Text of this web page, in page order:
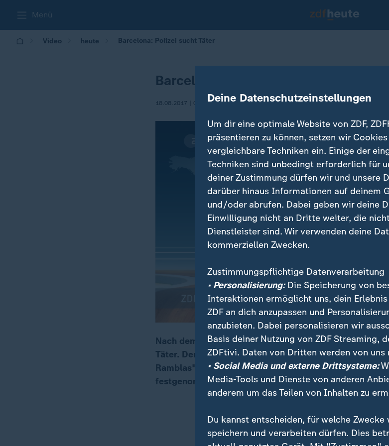
Menü
Video heute Barcelona: Polizei sucht Täter
Barcelona: Polizei sucht Täter
18.08.2017 | 08:34
00:05 00:58
Nach dem Anschlag von Barcelona suchen die
Täter. Der Mann war gestern mit einem
Ramblas" gerast. Zwei Verdächtige, die in Verbindung
festgenommen.
Deine Datenschutzeinstellungen
Um dir eine optimale Website von ZDF,
präsentieren zu können, setzen wir
vergleichbare Techniken ein. Einige der
Techniken sind unbedingt erforderlich für
deiner Zustimmung dürfen wir und unsere
darüber hinaus Informationen auf deinem
und/oder abrufen. Dabei geben wir deine
Einwilligung nicht an Dritte weiter, die
Dienstleister sind. Wir verwenden deine
kommerziellen Zwecken.
Zustimmungspflichtige Datenverarbeitung
• Personalisierung:Die Speicherung von
Interaktionen ermöglicht uns, dein
ZDF an dich anzupassen und
anzubieten. Dabei personalisieren wir
Basis deiner Nutzung von ZDF Streaming,
ZDFtivi. Daten von Dritten werden von
• Social Media und externe Drittsysteme:
Media-Tools und Dienste von anderen
anderem um das Teilen von Inhalten zu
Du kannst entscheiden, für welche Zwecke
speichern und verarbeiten dürfen. Dies